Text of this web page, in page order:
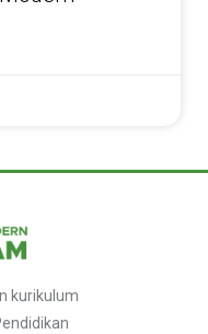
kurikulum